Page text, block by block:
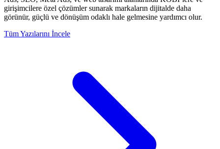
girişimcilere özel çözümler sunarak markaların dijitalde daha
görünür, güçlü ve dönüşüm odaklı hale gelmesine yardımcı olur.
Tüm Yazılarını İncele